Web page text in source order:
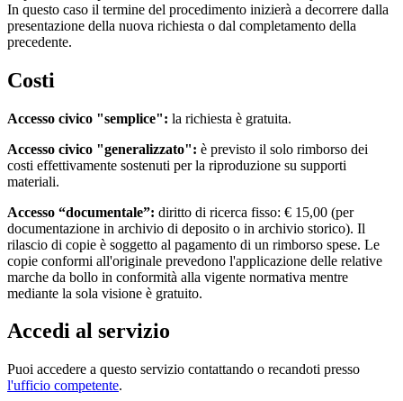
In questo caso il termine del procedimento inizierà a decorrere dalla
presentazione della nuova richiesta o dal completamento della
precedente.
Costi
Accesso civico "semplice": la richiesta è gratuita.
Accesso civico "generalizzato": è previsto il solo rimborso dei
costi effettivamente sostenuti per la riproduzione su supporti
materiali.
Accesso “documentale”: diritto di ricerca fisso: € 15,00 (per
documentazione in archivio di deposito o in archivio storico). Il
rilascio di copie è soggetto al pagamento di un rimborso spese. Le
copie conformi all'originale prevedono l'applicazione delle relative
marche da bollo in conformità alla vigente normativa mentre
mediante la sola visione è gratuito.
Accedi al servizio
Puoi accedere a questo servizio contattando o recandoti presso
l'ufficio competente.